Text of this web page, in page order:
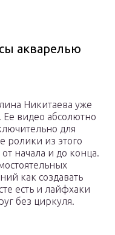
акварелью
Никитаева уже
Ее видео абсолютно
для
ролики из этого
начала и до конца.
как создавать
есть и лайфхаки
без циркуля.